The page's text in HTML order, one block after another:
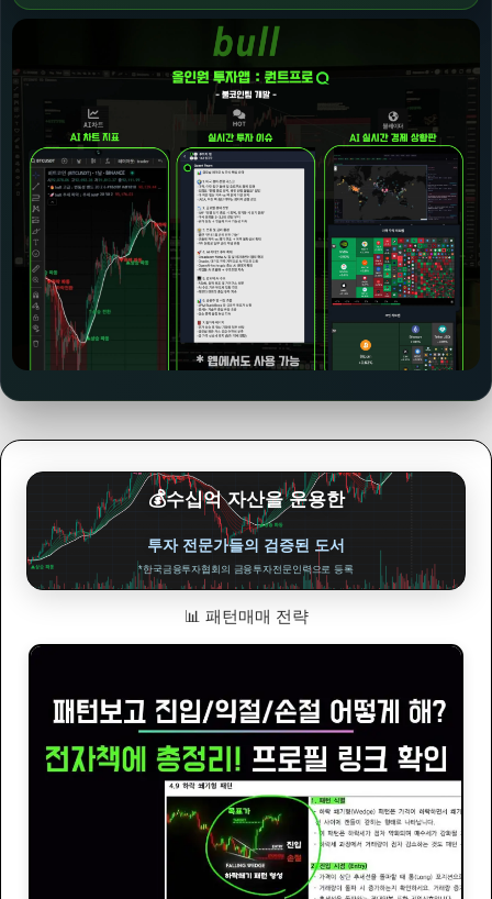
💰수십억 자산을 운용한
투자 전문가들의 검증된 도서
*한국금융투자협회의 금융투자전문인력으로 등록
📊 패턴매매 전략